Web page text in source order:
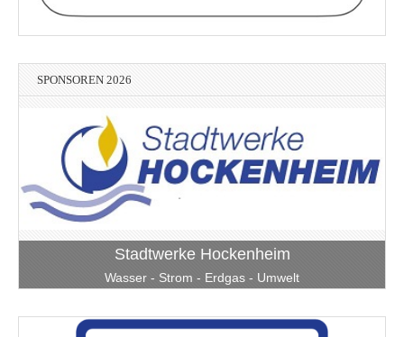
SPONSOREN 2026
Stadtwerke Hockenheim
Wasser - Strom - Erdgas - Umwelt